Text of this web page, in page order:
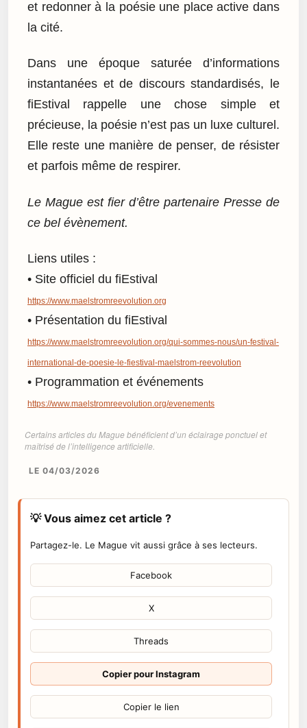
et redonner à la poésie une place active dans
la cité.
Dans une époque saturée d’informations
instantanées et de discours standardisés, le
fiEstival rappelle une chose simple et
précieuse, la poésie n’est pas un luxe culturel.
Elle reste une manière de penser, de résister
et parfois même de respirer.
Le Mague est fier d’être partenaire Presse de
ce bel évènement.
Liens utiles :
• Site officiel du fiEstival
https://www.maelstromreevolution.org
• Présentation du fiEstival
https://www.maelstromreevolution.org/qui-sommes-nous/un-festival-
international-de-poesie-le-fiestival-maelstrom-reevolution
• Programmation et événements
https://www.maelstromreevolution.org/evenements
Certains articles du Mague bénéficient d’un éclairage ponctuel et
maîtrisé de l’intelligence artificielle.
LE 04/03/2026
💡 Vous aimez cet article ?
Partagez-le. Le Mague vit aussi grâce à ses lecteurs.
Facebook
X
Threads
Copier pour Instagram
Copier le lien